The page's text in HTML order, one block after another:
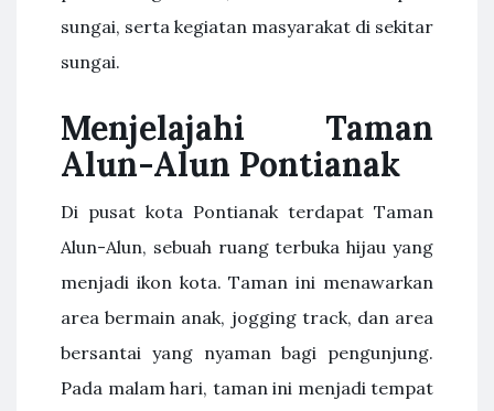
sungai, serta kegiatan masyarakat di sekitar
sungai.
Menjelajahi Taman
Alun-Alun Pontianak
Di pusat kota Pontianak terdapat Taman
Alun-Alun, sebuah ruang terbuka hijau yang
menjadi ikon kota. Taman ini menawarkan
area bermain anak, jogging track, dan area
bersantai yang nyaman bagi pengunjung.
Pada malam hari, taman ini menjadi tempat